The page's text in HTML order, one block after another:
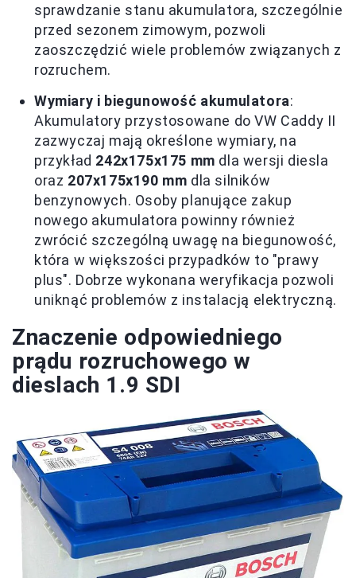
sprawdzanie stanu akumulatora, szczególnie
przed sezonem zimowym, pozwoli
zaoszczędzić wiele problemów związanych z
rozruchem.
Wymiary i biegunowość akumulatora:
Akumulatory przystosowane do VW Caddy II
zazwyczaj mają określone wymiary, na
przykład 242x175x175 mm dla wersji diesla
oraz 207x175x190 mm dla silników
benzynowych. Osoby planujące zakup
nowego akumulatora powinny również
zwrócić szczególną uwagę na biegunowość,
która w większości przypadków to "prawy
plus". Dobrze wykonana weryfikacja pozwoli
uniknąć problemów z instalacją elektryczną.
Znaczenie odpowiedniego
prądu rozruchowego w
dieslach 1.9 SDI